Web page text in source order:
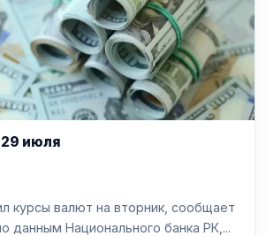
29 июля
курсы валют на вторник, сообщает
данным Национального банка РК,...